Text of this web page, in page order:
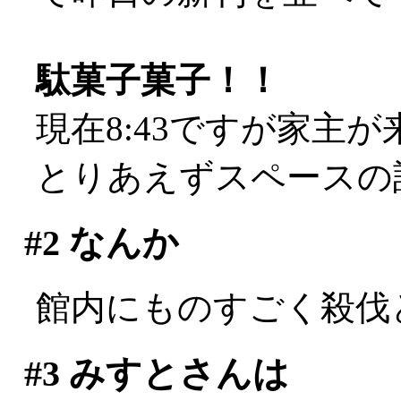
駄菓子菓子！！
現在8:43ですが家主が
とりあえずスペース
#2 なんか
館内にものすごく殺
#3 みすとさんは